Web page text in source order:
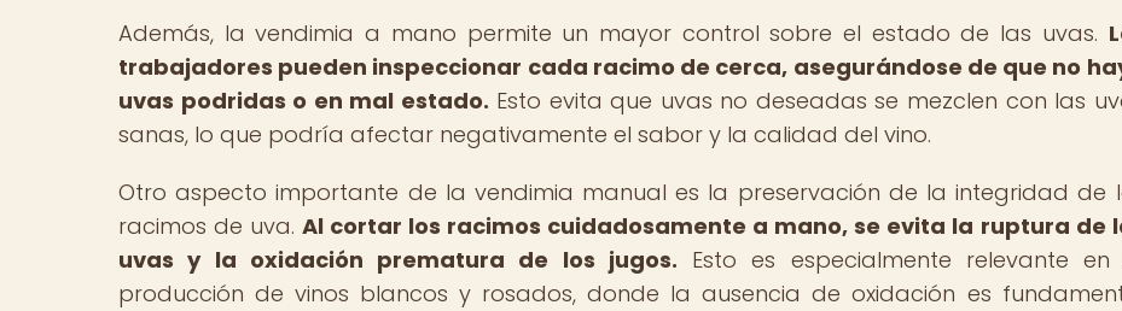
Además, la vendimia a mano permite un mayor control sobre el estado de las uvas.
trabajadores pueden inspeccionar cada racimo de cerca, asegurándose de que no
uvas podridas o en mal estado. Esto evita que uvas no deseadas se mezclen con las
sanas, lo que podría afectar negativamente el sabor y la calidad del vino.
Otro aspecto importante de la vendimia manual es la preservación de la integridad de
racimos de uva.Al cortar los racimos cuidadosamente a mano, se evita la ruptura de
uvas y la oxidación prematura de los jugos. Esto es especialmente relevante en
producción de vinos blancos y rosados, donde la ausencia de oxidación es